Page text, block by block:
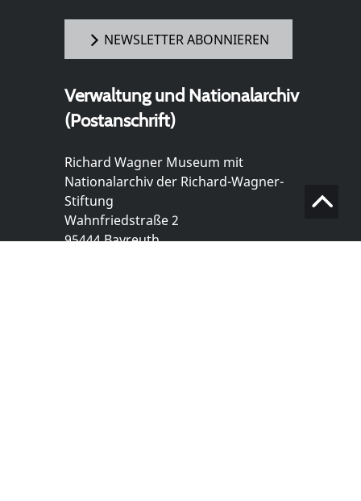
NEWSLETTER ABONNIEREN
Verwaltung und Nationalarchiv
(Postanschrift)
Richard Wagner Museum mit
Nationalarchiv der Richard-Wagner-
Stiftung
Wahnfriedstraße 2
95444 Bayreuth